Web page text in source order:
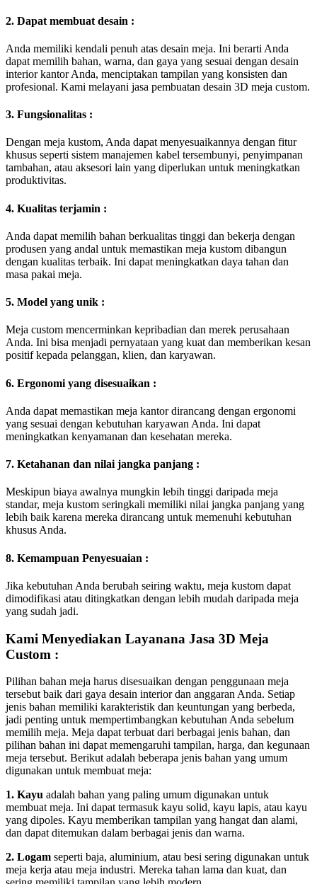
2. Dapat membuat desain :
Anda memiliki kendali penuh atas desain meja. Ini berarti Anda
dapat memilih bahan, warna, dan gaya yang sesuai dengan desain
interior kantor Anda, menciptakan tampilan yang konsisten dan
profesional. Kami melayani jasa pembuatan desain 3D meja custom.
3. Fungsionalitas :
Dengan meja kustom, Anda dapat menyesuaikannya dengan fitur
khusus seperti sistem manajemen kabel tersembunyi, penyimpanan
tambahan, atau aksesori lain yang diperlukan untuk meningkatkan
produktivitas.
4. Kualitas terjamin :
Anda dapat memilih bahan berkualitas tinggi dan bekerja dengan
produsen yang andal untuk memastikan meja kustom dibangun
dengan kualitas terbaik. Ini dapat meningkatkan daya tahan dan
masa pakai meja.
5. Model yang unik :
Meja custom mencerminkan kepribadian dan merek perusahaan
Anda. Ini bisa menjadi pernyataan yang kuat dan memberikan kesan
positif kepada pelanggan, klien, dan karyawan.
6. Ergonomi yang disesuaikan :
Anda dapat memastikan meja kantor dirancang dengan ergonomi
yang sesuai dengan kebutuhan karyawan Anda. Ini dapat
meningkatkan kenyamanan dan kesehatan mereka.
7. Ketahanan dan nilai jangka panjang :
Meskipun biaya awalnya mungkin lebih tinggi daripada meja
standar, meja kustom seringkali memiliki nilai jangka panjang yang
lebih baik karena mereka dirancang untuk memenuhi kebutuhan
khusus Anda.
8. Kemampuan Penyesuaian :
Jika kebutuhan Anda berubah seiring waktu, meja kustom dapat
dimodifikasi atau ditingkatkan dengan lebih mudah daripada meja
yang sudah jadi.
Kami Menyediakan Layanana Jasa 3D Meja
Custom :
Pilihan bahan meja harus disesuaikan dengan penggunaan meja
tersebut baik dari gaya desain interior dan anggaran Anda. Setiap
jenis bahan memiliki karakteristik dan keuntungan yang berbeda,
jadi penting untuk mempertimbangkan kebutuhan Anda sebelum
memilih meja. Meja dapat terbuat dari berbagai jenis bahan, dan
pilihan bahan ini dapat memengaruhi tampilan, harga, dan kegunaan
meja tersebut. Berikut adalah beberapa jenis bahan yang umum
digunakan untuk membuat meja:
1. Kayu adalah bahan yang paling umum digunakan untuk
membuat meja. Ini dapat termasuk kayu solid, kayu lapis, atau kayu
yang dipoles. Kayu memberikan tampilan yang hangat dan alami,
dan dapat ditemukan dalam berbagai jenis dan warna.
2. Logam seperti baja, aluminium, atau besi sering digunakan untuk
meja kerja atau meja industri. Mereka tahan lama dan kuat, dan